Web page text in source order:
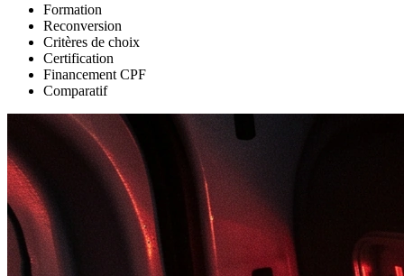
Formation
Reconversion
Critères de choix
Certification
Financement CPF
Comparatif